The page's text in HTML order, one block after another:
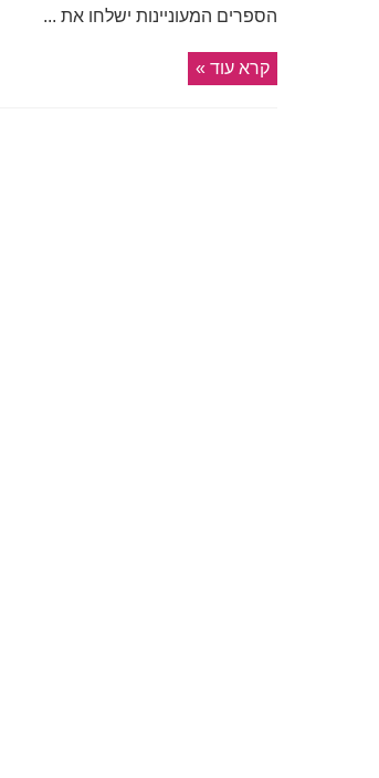
הספרים המעוניינות ישלחו את ...
קרא עוד »